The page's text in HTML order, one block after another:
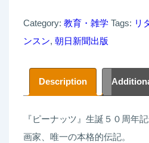
ピ
ー
き
る
―
Category: 教育・雑学 Tags: リ
ンスン, 朝日新聞出版
Description
『ピーナッツ』生誕５０周年
画家、唯一の本格的伝記。